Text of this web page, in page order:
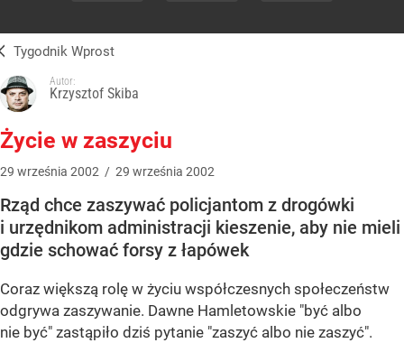
Tygodnik Wprost
Autor:
Krzysztof Skiba
Życie w zaszyciu
29 września 2002 / 29 września 2002
Rząd chce zaszywać policjantom z drogówki
i urzędnikom administracji kieszenie, aby nie mieli
gdzie schować forsy z łapówek
Coraz większą rolę w życiu współczesnych społeczeństw
odgrywa zaszywanie. Dawne Hamletowskie "być albo
nie być" zastąpiło dziś pytanie "zaszyć albo nie zaszyć".